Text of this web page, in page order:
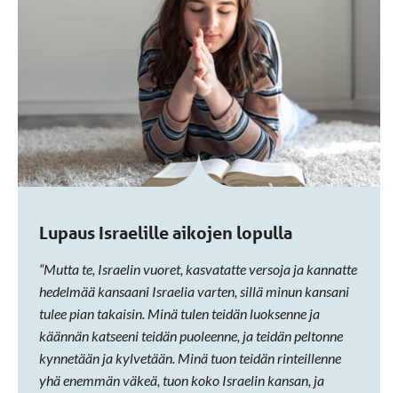
Lupaus Israelille aikojen lopulla
“Mutta te, Israelin vuoret, kasvatatte versoja ja kannatte
hedelmää kansaani Israelia varten, sillä minun kansani
tulee pian takaisin. Minä tulen teidän luoksenne ja
käännän katseeni teidän puoleenne, ja teidän peltonne
kynnetään ja kylvetään. Minä tuon teidän rinteillenne
yhä enemmän väkeä, tuon koko Israelin kansan, ja